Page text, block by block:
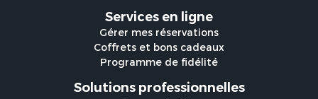
Services en ligne
Gérer mes réservations
Coffrets et bons cadeaux
Programme de fidélité
Solutions professionnelles